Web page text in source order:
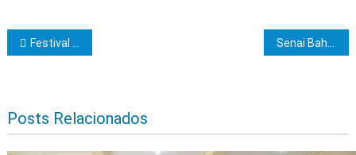
Navegação de Post
Festival da Primavera Ilhéus terá início nesta sexta (15), com shows, gastronomia e artesanato
Posts Relacionados